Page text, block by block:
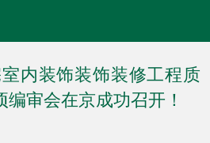
内装饰装饰装修工程质
审会在京成功召开！